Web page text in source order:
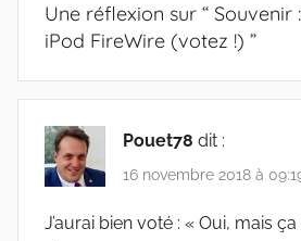
Une réflexion sur “ Souvenir
iPod FireWire (votez !) ”
Pouet78 dit :
16 novembre 2018 à
J’aurai bien voté : « Oui, mais